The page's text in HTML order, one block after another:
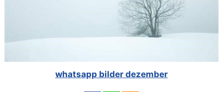
whatsapp bilder dezember